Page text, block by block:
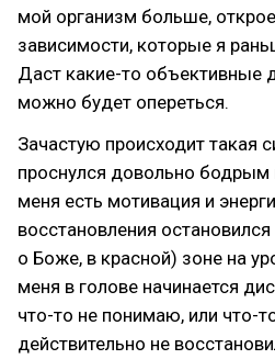
мой организм больше,
зависимости, которые я
Даст какие-то объективные
можно будет опереться.
Зачастую происходит такая
проснулся довольно
меня есть мотивация и
восстановления
о Боже, в красной) зоне на
меня в голове начинается
что-то не понимаю, или что-
действительно не